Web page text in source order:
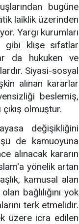
bugüne
laiklik üzerinden
Yargı kurumları
gibi klişe sıfatlar
da hukuken ve
Siyasi-sosyal
alınan kararlar
beslemiş,
olmuştur.
değişikliğini
de kamuoyuna
alınacak kararın
yönelik artan
kamusal alan
bağlılığını yok
terk etmelidir.
üzere icra edilen